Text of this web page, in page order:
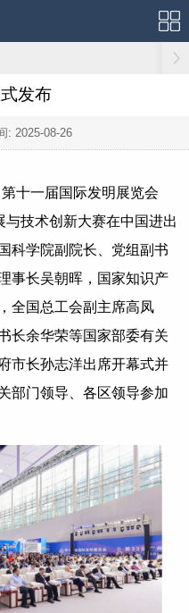
发布
: 2025-08-26
十一届国际发明展览会
与技术创新大赛在中国进出
科学院副院长、党组副书
事长吴朝晖，国家知识产
全国总工会副主席高凤
长余华荣等国家部委有关
市长孙志洋出席开幕式并
部门领导、各区领导参加